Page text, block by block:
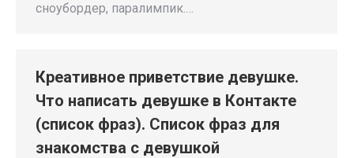
сноубордер, паралимпик.…
Креативное приветствие девушке.
Что написать девушке в Контакте
(список фраз). Список фраз для
знакомства с девушкой